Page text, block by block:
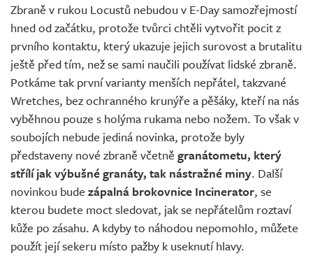
Zbraně v rukou Locustů nebudou v E-Day samozřejmostí
hned od začátku, protože tvůrci chtěli vytvořit pocit z
prvního kontaktu, který ukazuje jejich surovost a brutalitu
ještě před tím, než se sami naučili používat lidské zbraně.
Potkáme tak první varianty menších nepřátel, takzvané
Wretches, bez ochranného krunýře a pěšáky, kteří na nás
vyběhnou pouze s holýma rukama nebo nožem. To však v
soubojích nebude jediná novinka, protože byly
představeny nové zbraně včetně granátometu, který
střílí jak výbušné granáty, tak nástražné miny. Další
novinkou bude zápalná brokovnice Incinerator, se
kterou budete moct sledovat, jak se nepřátelům roztaví
kůže po zásahu. A kdyby to náhodou nepomohlo, můžete
použít její sekeru místo pažby k useknutí hlavy.